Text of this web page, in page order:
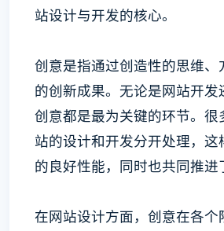
站设计与开发的核心。
创意是指通过创造性的思维、
的创新成果。无论是网站开发
创意都是最为关键的环节。很
站的设计和开发分开处理，这
的良好性能，同时也共同推进
在网站设计方面，创意在各个